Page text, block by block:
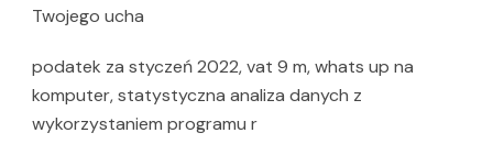
Twojego ucha
podatek za styczeń 2022, vat 9 m, whats up na
komputer, statystyczna analiza danych z
wykorzystaniem programu r